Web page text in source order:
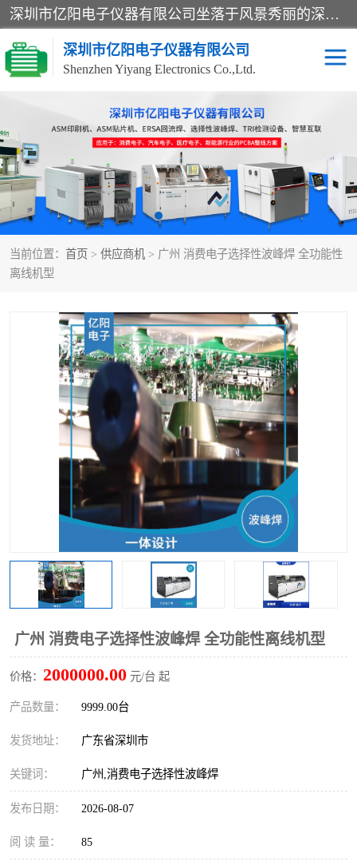
深圳市亿阳电子仪器有限公司坐落于风景秀丽的深圳市光明区，集SMT设备销售务为一体，努力为客户提供电子装配解决方案。与行业**SMT设备厂商：ASM（印刷机，锡膏检查机，贴片机），德国ERSA（爱莎）建立了稳固的代理合作关系，销售的设备一直保持**电子装配行业未来发展方向，能够满足客户各种繁杂产品的生产应用。
深圳市亿阳电子仪器有限公司
Shenzhen Yiyang Electronics Co.,Ltd.
当前位置： 首页 > 供应商机 > 广州 消费电子选择性波峰焊 全功能性
离线机型
广州 消费电子选择性波峰焊 全功能性离线机型
价格： 2000000.00 元/台 起
产品数量： 9999.00台
发货地址： 广东省深圳市
关键词： 广州,消费电子选择性波峰焊
发布日期： 2026-08-07
阅 读 量： 85
SX全自动高速贴片机 E系列中速贴片机
NeoHorizon全自动锡膏印
刷机
选择性波峰焊
VERSAFLOW-335
回流焊HOTFLOW 3/20e 波峰焊
BGA返修台HR600/2 自动光学检测TR7700QE
TR5001
自动光学检测TR7710 XS全自动高速贴片机
TX 全自动高速贴片机